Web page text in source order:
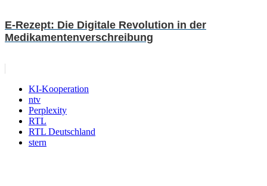
E-Rezept: Die Digitale Revolution in der
Medikamentenverschreibung
KI-Kooperation
ntv
Perplexity
RTL
RTL Deutschland
stern